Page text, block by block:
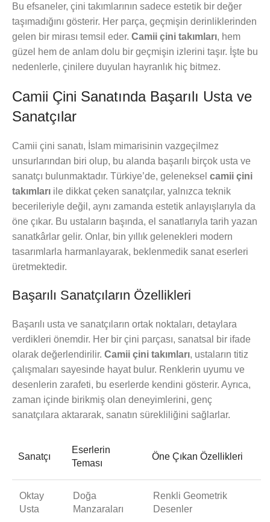
Bu efsaneler, çini takımlarının sadece estetik bir değer
taşımadığını gösterir. Her parça, geçmişin derinliklerinden
gelen bir mirası temsil eder. Camii çini takımları, hem
güzel hem de anlam dolu bir geçmişin izlerini taşır. İşte bu
nedenlerle, çinilere duyulan hayranlık hiç bitmez.
Camii Çini Sanatında Başarılı Usta ve
Sanatçılar
Camii çini sanatı, İslam mimarisinin vazgeçilmez
unsurlarından biri olup, bu alanda başarılı birçok usta ve
sanatçı bulunmaktadır. Türkiye’de, geleneksel camii çini
takımları ile dikkat çeken sanatçılar, yalnızca teknik
becerileriyle değil, aynı zamanda estetik anlayışlarıyla da
öne çıkar. Bu ustaların başında, el sanatlarıyla tarih yazan
sanatkârlar gelir. Onlar, bin yıllık gelenekleri modern
tasarımlarla harmanlayarak, beklenmedik sanat eserleri
üretmektedir.
Başarılı Sanatçıların Özellikleri
Başarılı usta ve sanatçıların ortak noktaları, detaylara
verdikleri önemdir. Her bir çini parçası, sanatsal bir ifade
olarak değerlendirilir. Camii çini takımları, ustaların titiz
çalışmaları sayesinde hayat bulur. Renklerin uyumu ve
desenlerin zarafeti, bu eserlerde kendini gösterir. Ayrıca,
zaman içinde birikmiş olan deneyimlerini, genç
sanatçılara aktararak, sanatın sürekliliğini sağlarlar.
Sanatçı
Eserlerin
Teması
Öne Çıkan Özellikleri
Oktay
Usta
Doğa
Manzaraları
Renkli Geometrik
Desenler